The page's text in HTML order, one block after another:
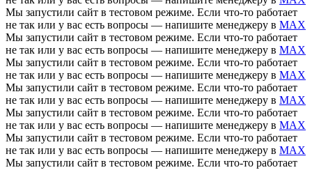
Мы запустили сайт в тестовом режиме. Если что-то работает
не так или у вас есть вопросы — напишите менеджеру в MAX
Мы запустили сайт в тестовом режиме. Если что-то работает
не так или у вас есть вопросы — напишите менеджеру в MAX
Мы запустили сайт в тестовом режиме. Если что-то работает
не так или у вас есть вопросы — напишите менеджеру в MAX
Мы запустили сайт в тестовом режиме. Если что-то работает
не так или у вас есть вопросы — напишите менеджеру в MAX
Мы запустили сайт в тестовом режиме. Если что-то работает
не так или у вас есть вопросы — напишите менеджеру в MAX
Мы запустили сайт в тестовом режиме. Если что-то работает
не так или у вас есть вопросы — напишите менеджеру в MAX
Мы запустили сайт в тестовом режиме. Если что-то работает